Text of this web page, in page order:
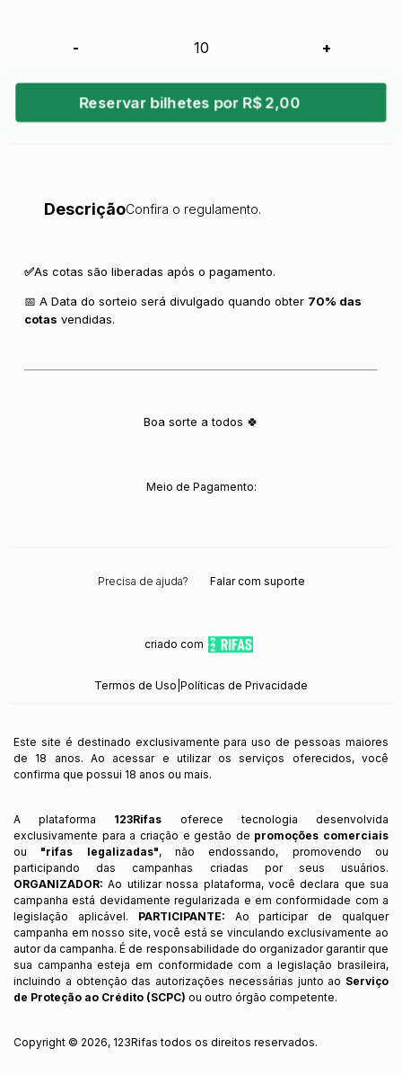
- +
Reservar bilhetes por R$ 2,00
DescriçãoConfira o regulamento.
✅As cotas são liberadas após o pagamento.
📅 A Data do sorteio será divulgado quando obter 70% das
cotas vendidas.
Boa sorte a todos 🍀
Meio de Pagamento:
Precisa de ajuda? Falar com suporte
criado com
Termos de Uso Políticas de Privacidade
Este site é destinado exclusivamente para uso de pessoas maiores
de 18 anos. Ao acessar e utilizar os serviços oferecidos, você
confirma que possui 18 anos ou mais.
A plataforma 123Rifas oferece tecnologia desenvolvida
exclusivamente para a criação e gestão de promoções comerciais
ou "rifas legalizadas", não endossando, promovendo ou
participando das campanhas criadas por seus usuários.
ORGANIZADOR: Ao utilizar nossa plataforma, você declara que sua
campanha está devidamente regularizada e em conformidade com a
legislação aplicável. PARTICIPANTE: Ao participar de qualquer
campanha em nosso site, você está se vinculando exclusivamente ao
autor da campanha. É de responsabilidade do organizador garantir que
sua campanha esteja em conformidade com a legislação brasileira,
incluindo a obtenção das autorizações necessárias junto ao Serviço
de Proteção ao Crédito (SCPC) ou outro órgão competente.
Copyright © 2026, 123Rifas todos os direitos reservados.